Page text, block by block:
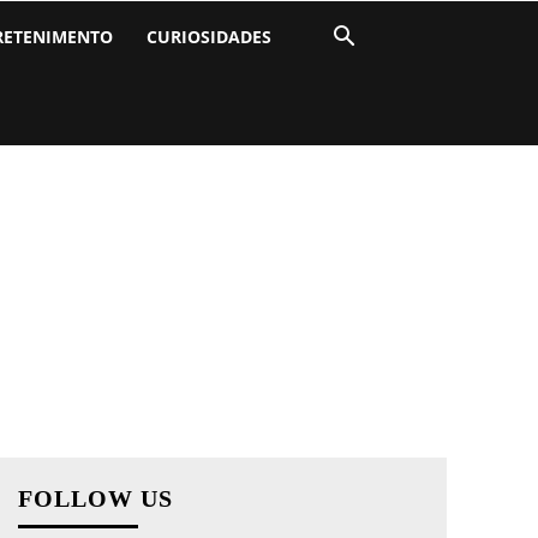
CURIOSIDADES
FOLLOW US